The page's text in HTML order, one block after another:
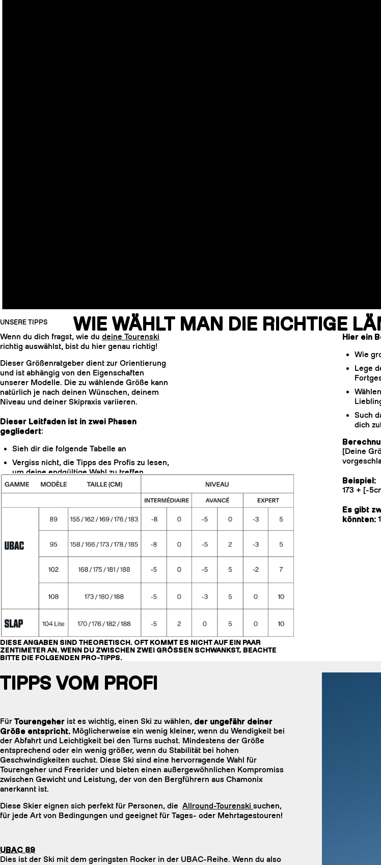
UNSERE TIPPS WIE WÄHLT MAN DIE RICHTIGE
Wenn du dich fragst, wie du deine Tourenski
richtig auswählst, bist du hier genau richtig!
Dieser Größenratgeber dient zur Orientierung
und ist abhängig von den Eigenschaften
unserer Modelle. Die zu wählende Größe kann
natürlich je nach deinen Wünschen, deinem
Niveau und deiner Skipraxis variieren.
Dieser Leitfaden ist in zwei Phasen
gegliedert:
Sieh dir die folgende Tabelle an
Vergiss nicht, die Tipps des Profis zu lesen,
um deine endgültige Wahl zu treffen
Du kannst dich nicht entscheiden?
dich auf die folgenden Tipps von Profis, um
deine Wahl zu treffen.
Hier ein
Wie
Lege
Such
dich
[Deine
Beispiel:
173 + [-
Es gibt
könnten:
DIESE ANGABEN SIND THEORETISCH. OFT KOMMT ES NICHT AUF EIN PAAR
ZENTIMETER AN. WENN DU ZWISCHEN ZWEI GRÖSSEN SCHWANKST, BEACHTE
BITTE DIE FOLGENDEN PRO-TIPPS.
TIPPS VOM PROFI
Für Tourengeher ist es wichtig, einen Ski zu wählen, der ungefähr deiner
Größe entspricht. Möglicherweise ein wenig kleiner, wenn du Wendigkeit bei
der Abfahrt und Leichtigkeit bei den Turns suchst. Mindestens der Größe
entsprechend oder ein wenig größer, wenn du Stabilität bei hohen
Geschwindigkeiten suchst. Diese Ski sind eine hervorragende Wahl für
Tourengeher und Freerider und bieten einen außergewöhnlichen Kompromiss
zwischen Gewicht und Leistung, der von den Bergführern aus Chamonix
anerkannt ist.
Diese Skier eignen sich perfekt für Personen, die Allround-Tourenski suchen,
für jede Art von Bedingungen und geeignet für Tages- oder Mehrtagestouren!
UBAC 89
Dies ist der Ski mit dem geringsten Rocker in der UBAC-Reihe. Wenn du also